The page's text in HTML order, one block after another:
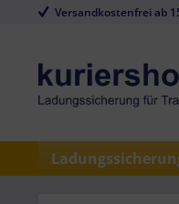
Versandkostenfrei ab